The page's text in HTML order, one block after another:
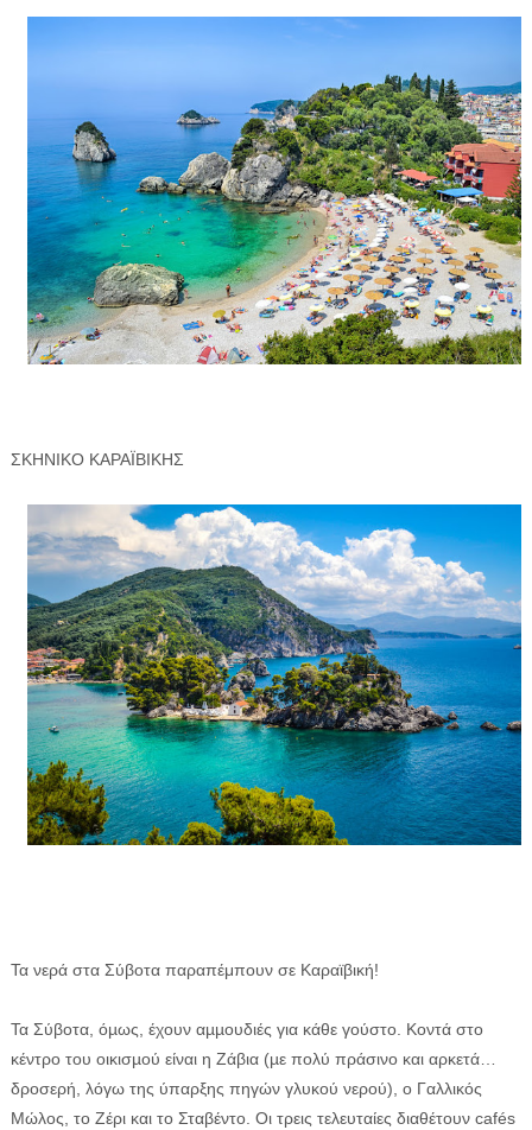
ΣΚΗΝΙΚΟ ΚΑΡΑΪΒΙΚΗΣ
Τα νερά στα Σύβοτα παραπέμπουν σε Καραϊβική!
Τα Σύβοτα, όµως, έχουν αµµουδιές για κάθε γούστο. Κοντά στο
κέντρο του οικισµού είναι η Ζάβια (µε πολύ πράσινο και αρκετά…
δροσερή, λόγω της ύπαρξης πηγών γλυκού νερού), ο Γαλλικός
Μώλος, το Ζέρι και το Σταβέντο. Οι τρεις τελευταίες διαθέτουν cafés